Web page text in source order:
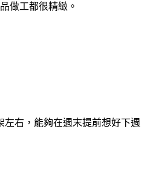
做工都很精緻。
左右，能夠在週末提前想好下週